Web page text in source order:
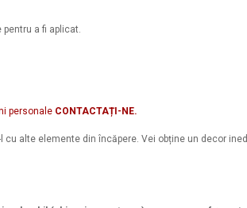
a fi aplicat.
personale CONTACTAȚI-NE.
alte elemente din încăpere. Vei obține un decor